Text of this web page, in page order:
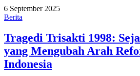
6 September 2025
Berita
Tragedi Trisakti 1998:
yang Mengubah Arah
Indonesia